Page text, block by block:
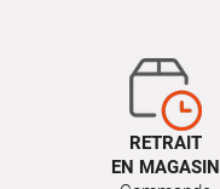
RETRAIT
EN MAGASIN